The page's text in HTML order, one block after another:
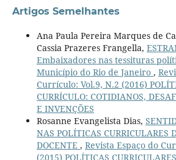
Artigos Semelhantes
Ana Paula Pereira Marques de
Cassia Prazeres Frangella,
Embaixadores nas tessituras
Município do Rio de Janeiro ,
Currículo: Vol.9, N.2 (2016)
CURRÍCULO: COTIDIANOS,
E INVENÇÕES
Rosanne Evangelista Dias,
NAS POLÍTICAS CURRICULARES
DOCENTE , Revista Espaço do
(2015) POLÍTICAS